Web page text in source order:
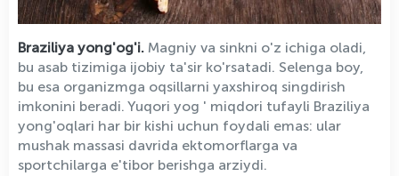
Braziliya yong'og'i. Magniy va sinkni o'z ichiga oladi,
bu asab tizimiga ijobiy ta'sir ko'rsatadi. Selenga boy,
bu esa organizmga oqsillarni yaxshiroq singdirish
imkonini beradi. Yuqori yog ' miqdori tufayli Braziliya
yong'oqlari har bir kishi uchun foydali emas: ular
mushak massasi davrida ektomorflarga va
sportchilarga e'tibor berishga arziydi.